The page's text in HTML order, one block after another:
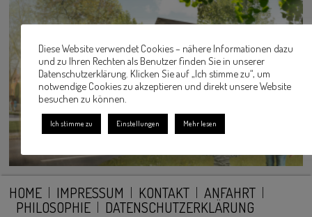
HOME IMPRESSUM KONTAKT
ANFAHRT
PHILOSOPHIE
DATENSCHUTZERKLÄRUNG
Diese Website verwendet Cookies – nähere Informationen dazu
und zu Ihren Rechten als Benutzer finden Sie in unserer
Datenschutzerklärung. Klicken Sie auf „Ich stimme zu“, um
notwendige Cookies zu akzeptieren und direkt unsere Website
besuchen zu können.
Ich stimme zu Einstellungen Mehr lesen